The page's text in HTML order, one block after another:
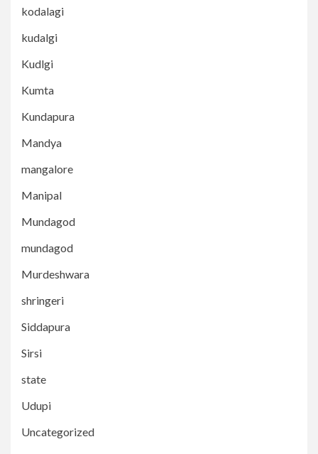
kodalagi
kudalgi
Kudlgi
Kumta
Kundapura
Mandya
mangalore
Manipal
Mundagod
mundagod
Murdeshwara
shringeri
Siddapura
Sirsi
state
Udupi
Uncategorized